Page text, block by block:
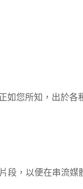
如您所知，出於各
段，以便在串流媒